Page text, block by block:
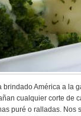
América a la
cualquier corte de
puré o ralladas. Nos